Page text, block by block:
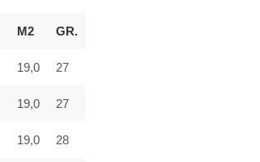
M2 GR.
19,0 27
19,0 27
19,0 28